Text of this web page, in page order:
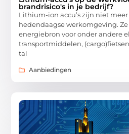
brandrisico's in je bedrijf?
Lithium-ion accu’s zijn niet
hedendaagse werkomgeving.
energiebron voor onder andere
transportmiddelen,
tal
Aanbiedingen